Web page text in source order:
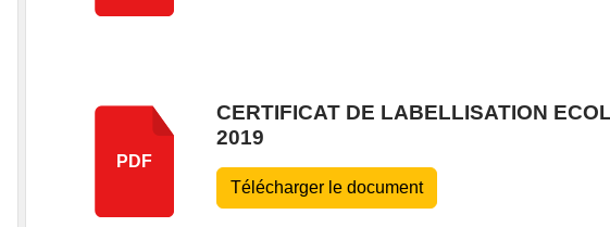
PDF
CERTIFICAT DE LABELLISATION
2019
Télécharger le document